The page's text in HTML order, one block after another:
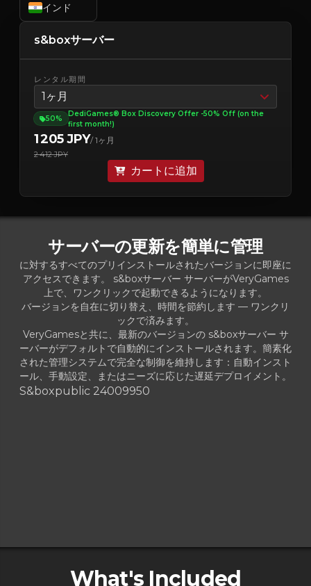
インド
s&boxサーバー
レンタル期間
1ヶ月
50%
DediGames® Box Discovery Offer -50% Off (on the
first month!)
1 205 JPY/ 1ヶ月
2 412 JPY
カートに追加
サーバーの更新を簡単に管理
に対するすべてのプリインストールされたバージョンに即座に
アクセスできます。 s&boxサーバー サーバーがVeryGames
上で、ワンクリックで起動できるようになります。
バージョンを自在に切り替え、時間を節約します — ワンクリ
ックで済みます。
VeryGamesと共に、最新のバージョンの s&boxサーバー サ
ーバーがデフォルトで自動的にインストールされます。簡素化
された管理システムで完全な制御を維持します：自動インスト
ール、手動設定、またはニーズに応じた遅延デプロイメント。
S&boxpublic 24009950
What's Included